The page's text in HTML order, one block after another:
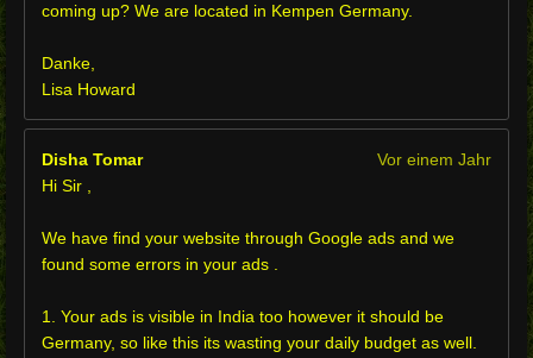
coming up? We are located in Kempen Germany.
Danke,
Lisa Howard
Disha Tomar
Vor einem Jahr
Hi Sir ,
We have find your website through Google ads and we
found some errors in your ads .
1. Your ads is visible in India too however it should be
Germany, so like this its wasting your daily budget as well.